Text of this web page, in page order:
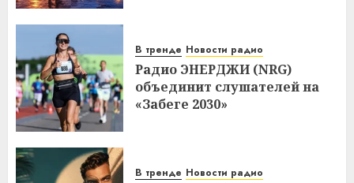
В тренде Новости радио
Радио ЭНЕРДЖИ (NRG)
объединит слушателей на
«Забеге 2030»
В тренде Новости радио